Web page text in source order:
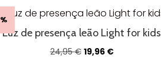
%
Luz de presença leão Light for kids
24,95€ O
19,96 €O